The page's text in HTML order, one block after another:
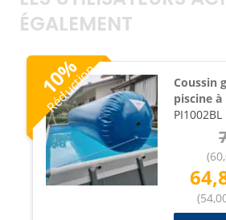
ÉGALEMENT
10
%
Réduction
Coussin
piscine
PI1002BL
(
(